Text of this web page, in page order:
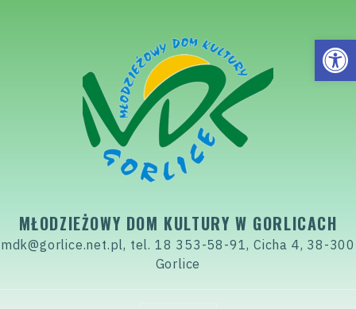
MŁODZIEŻOWY DOM KULTURY W GORLICACH
mdk@gorlice.net.pl, tel. 18 353-58-91, Cicha 4, 38-300
Gorlice